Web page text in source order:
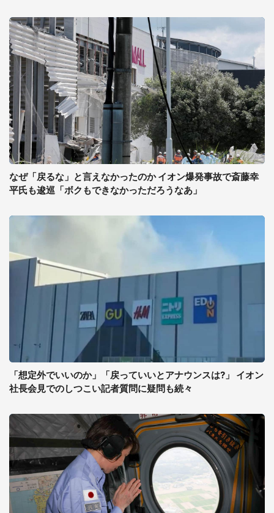
なぜ「戻るな」と言えなかったのか イオン爆発事故で斎藤幸
平氏も逡巡「ボクもできなかっただろうなあ」
「想定外でいいのか」「戻っていいとアナウンスは?」 イオン
社長会見でのしつこい記者質問に疑問も続々